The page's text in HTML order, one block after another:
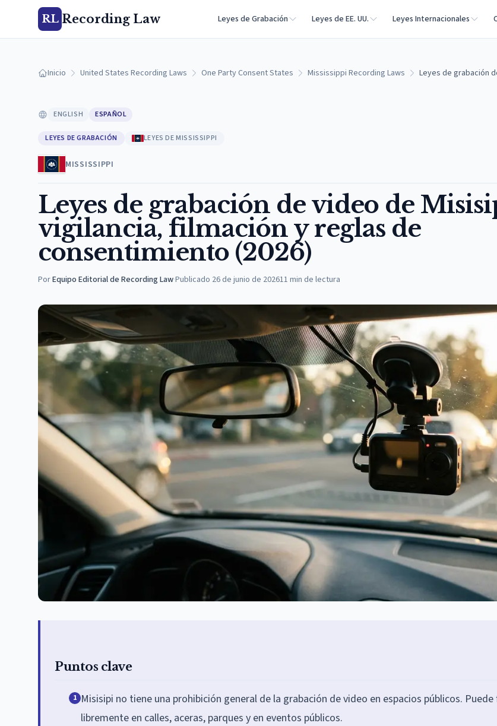
RL Recording Law Leyes de Grabación Leyes de EE. UU. Leyes Internacionales
Inicio United States Recording Laws One Party Consent States Mississippi Recording Laws Leyes de grabación
ENGLISH ESPAÑOL
LEYES DE GRABACIÓN LEYES DE MISSISSIPPI
MISSISSIPPI
Leyes de grabación de video de
vigilancia, filmación y reglas de
consentimiento (2026)
PorEquipo Editorial de Recording Law·Publicado 26 de junio de 202611 min de lectura
Puntos clave
1 Misisipi no tiene una prohibición general de la grabación de video en espacios públicos.
libremente en calles, aceras, parques y en eventos públicos.